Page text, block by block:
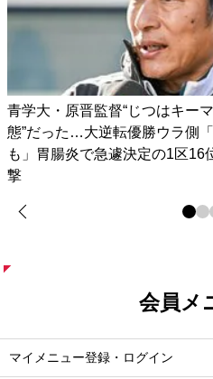
青学大・原晋監督“じつはキー
態”だった…大逆転優勝ウラ側
も」胃腸炎で急遽決定の1区
撃
会員メ
マイメニュー登録・ログイン